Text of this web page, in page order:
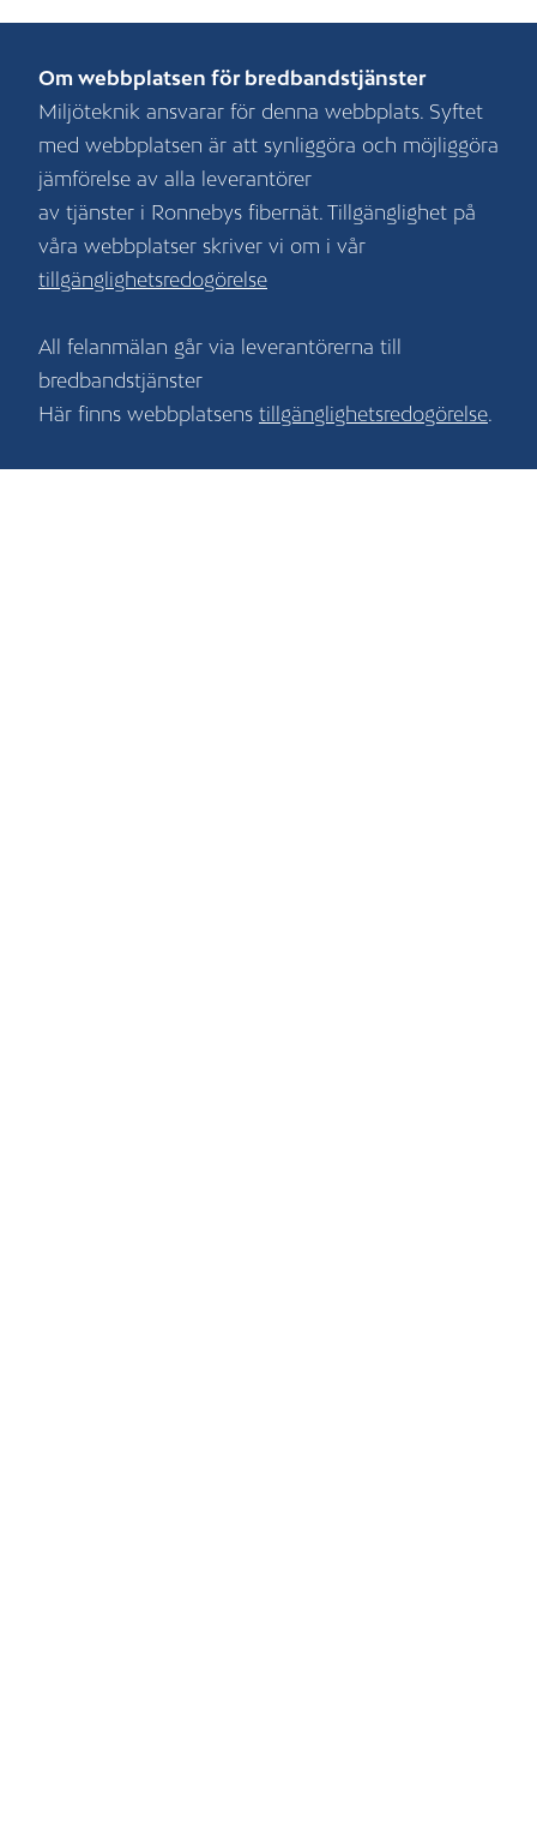
Om webbplatsen för bredbandstjänster
Miljöteknik ansvarar för denna webbplats. Syftet
med webbplatsen är att synliggöra och möjliggöra
jämförelse av alla leverantörer
av tjänster i Ronnebys fibernät. Tillgänglighet på
våra webbplatser skriver vi om i vår
tillgänglighetsredogörelse
All felanmälan går via leverantörerna till
bredbandstjänster
Här finns webbplatsens tillgänglighetsredogörelse.